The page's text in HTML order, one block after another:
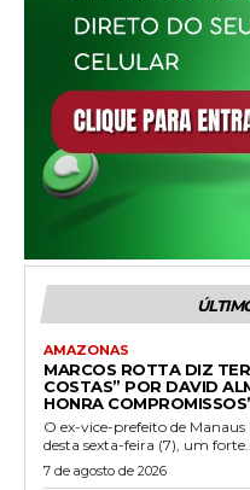
AMAZONAS
MARCOS ROTTA DIZ
COSTAS” POR DAVID
HONRA
O ex-vice-prefeito de
desta sexta-feira (7), um forte...
7 de agosto de 2026